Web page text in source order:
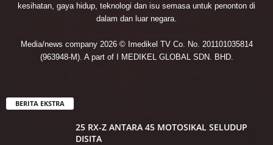
kesihatan, gaya hidup, teknologi dan isu semasa untuk penonton di
dalam dan luar negara.
Media/news company 2026 © Imedikel TV Co. No. 201101035814
(963948-M). A part of I MEDIKEL GLOBAL SDN. BHD.
BERITA EKSTRA
25 RX-Z ANTARA 45 MOTOSIKAL SELUDUP
DISITA